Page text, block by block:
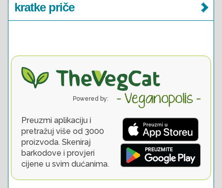
kratke priče